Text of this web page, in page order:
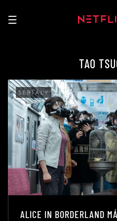
TAO
SERIÁLY
ALICE IN BORDERLAND